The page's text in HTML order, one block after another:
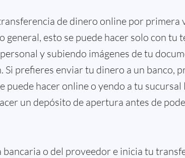
de dinero online por primera
general, esto se puede hacer solo con tu
y subiendo imágenes de tu
Si prefieres enviar tu dinero a un banco,
puede hacer online o yendo a tu
un depósito de apertura antes de
bancaria o del proveedor e inicia tu